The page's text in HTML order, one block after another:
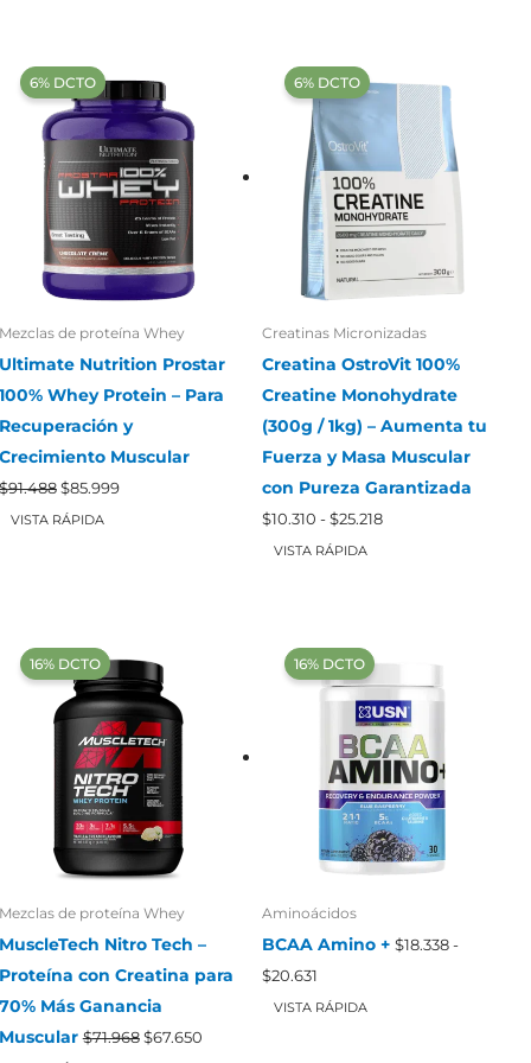
‍6% DCTO‍‍
Mezclas de proteína Whey
Ultimate Nutrition Prostar
100% Whey Protein – Para
Recuperación y
Crecimiento Muscular
91.488 El
precio
original
$85.999
VISTA RÁPIDA
‍6% DCTO‍‍
Creatinas Micronizadas
Creatina OstroVit 100%
Creatine Monohydrate
(300g / 1kg) – Aumenta tu
Fuerza y Masa Muscular
con Pureza Garantizada
$10.310 - $25.218
VISTA RÁPIDA
‍16% DCTO‍‍
Mezclas de proteína Whey
MuscleTech Nitro Tech –
Proteína con Creatina para
70% Más Ganancia
Muscular $71.968 El
precio
$67.650El
‍16% DCTO‍‍
Aminoácidos
BCAA Amino + $18.338 -
$20.631
precios:
VISTA RÁPIDA